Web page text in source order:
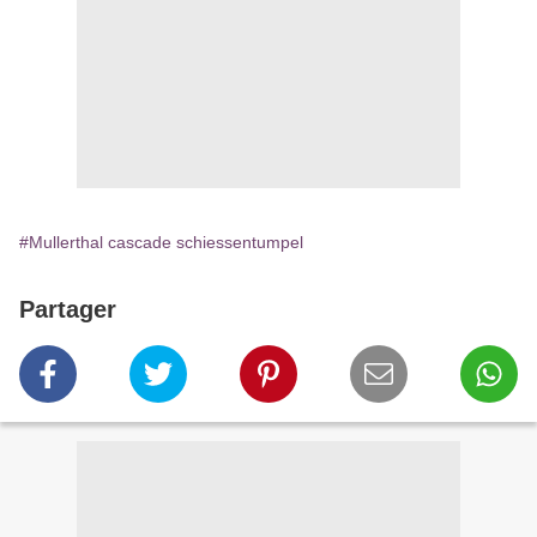
#Mullerthal cascade schiessentumpel
Partager